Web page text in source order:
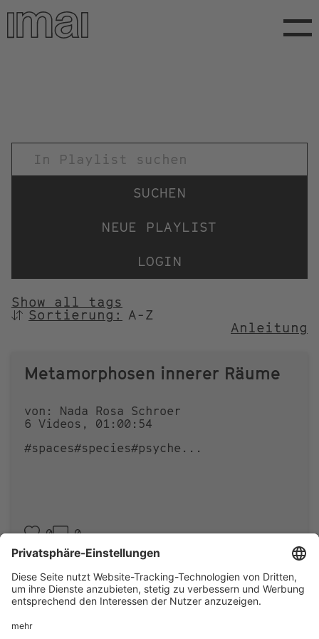
Direkt
zum
Inhalt
NEUE PLAYLIST
LOGIN
Show all tags
SORTIEREN
Sortierung:
Anleitung
Metamorphosen innerer Räume
von: Nada Rosa Schroer
6 Videos, 01:00:54
#spaces#species#psyche ...
0 0
Footer
menu
IMPRESSUM PRIVACY
IMAI PLAY NUTZUNGSBEDINGUNGEN